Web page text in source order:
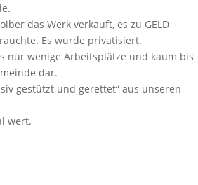
das Werk verkauft, es zu GELD
Es wurde privatisiert.
nur wenige Arbeitsplätze und kaum bis
dar.
gestützt und gerettet“ aus unseren
wert.